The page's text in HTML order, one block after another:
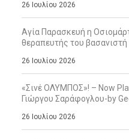
26 Ιουλίου 2026
Αγία Παρασκευή η
θεραπευτής του βασανιστή
26 Ιουλίου 2026
«Σινέ ΟΛΥΜΠΟΣ»! – Now
Γιώργου Σαράφογλου-by
26 Ιουλίου 2026